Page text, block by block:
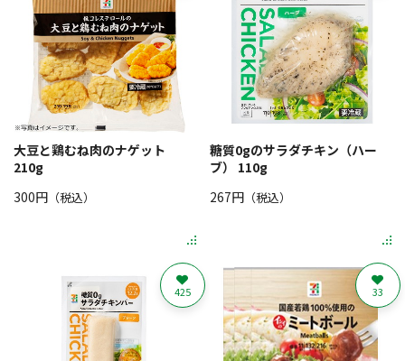
大豆と鶏むね肉のナゲット
210g
300円 （税込）
糖質0gのサラダチキン（ハー
ブ） 110g
267円（税込）
425 33